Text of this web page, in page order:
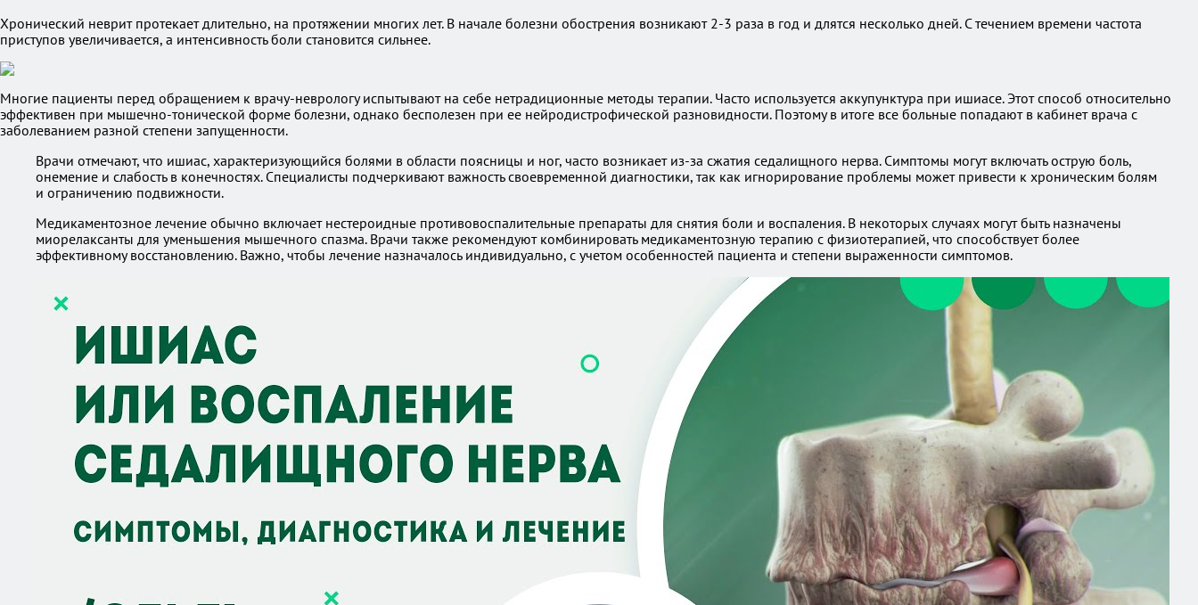
Хронический неврит протекает длительно, на протяжении многих лет. В начале болезни обострения возникают 2-3 раза в год и длятся несколько дней. С течением времени частота
приступов увеличивается, а интенсивность боли становится сильнее.
Многие пациенты перед обращением к врачу-неврологу испытывают на себе нетрадиционные методы терапии. Часто используется аккупунктура при ишиасе. Этот способ относительно
эффективен при мышечно-тонической форме болезни, однако бесполезен при ее нейродистрофической разновидности. Поэтому в итоге все больные попадают в кабинет врача с
заболеванием разной степени запущенности.
Врачи отмечают, что ишиас, характеризующийся болями в области поясницы и ног, часто возникает из-за сжатия седалищного нерва. Симптомы могут включать острую боль,
онемение и слабость в конечностях. Специалисты подчеркивают важность своевременной диагностики, так как игнорирование проблемы может привести к хроническим болям
и ограничению подвижности.
Медикаментозное лечение обычно включает нестероидные противовоспалительные препараты для снятия боли и воспаления. В некоторых случаях могут быть назначены
миорелаксанты для уменьшения мышечного спазма. Врачи также рекомендуют комбинировать медикаментозную терапию с физиотерапией, что способствует более
эффективному восстановлению. Важно, чтобы лечение назначалось индивидуально, с учетом особенностей пациента и степени выраженности симптомов.